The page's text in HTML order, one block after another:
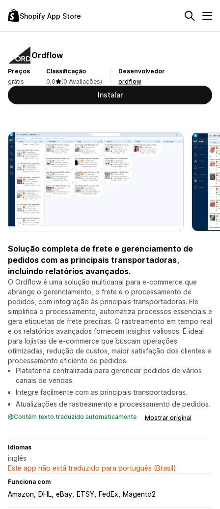
Shopify App Store
Ordflow
Preços
grátis
Classificação
0,0
(0 Avaliações)
Desenvolvedor
ordflow
Instalar
Solução completa de frete e gerenciamento de
pedidos com as principais transportadoras,
incluindo relatórios avançados.
O Ordflow é uma solução multicanal para e-commerce que
abrange o gerenciamento, o frete e o processamento de
pedidos, com integração às principais transportadoras. Ele
simplifica o processamento, automatiza processos essenciais e
gera etiquetas de frete precisas. O rastreamento em tempo real
e os relatórios avançados fornecem insights valiosos. É ideal
para lojistas de e-commerce que buscam operações
otimizadas, redução de custos, maior satisfação dos clientes e
processamento eficiente de pedidos.
Plataforma centralizada para gerenciar pedidos de vários
canais de vendas.
Integre facilmente com as principais transportadoras.
Atualizações de rastreamento e processamento de pedidos.
Contém texto traduzido automaticamente Mostrar original
Idiomas
inglês
Este app não está traduzido para português (Brasil)
Funciona com
Amazon DHL eBay ETSY FedEx Magento2